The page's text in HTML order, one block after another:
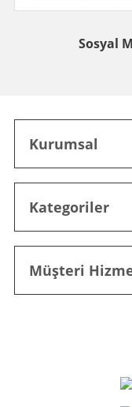
Sosyal
Kurumsal
Kategoriler
Müşteri